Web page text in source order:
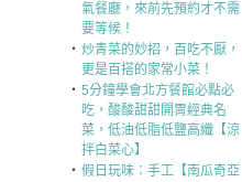
氣餐廳，來前先預約才不需
要等候！
‧ 炒青菜的妙招，百吃不厭，
更是百搭的家常小菜！
‧ 5分鐘學會北方餐館必點必
吃，酸酸甜甜開胃經典名
菜，低油低脂低鹽高纖【涼
拌白菜心】
‧ 假日玩味：手工【南瓜奇亞